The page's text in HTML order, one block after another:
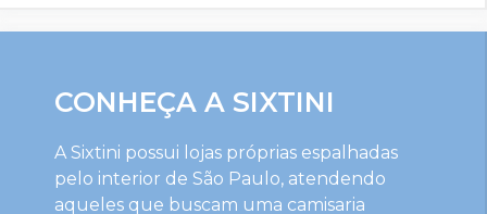
CONHEÇA A SIXTINI
A Sixtini possui lojas próprias espalhadas
pelo interior de São Paulo, atendendo
aqueles que buscam uma camisaria